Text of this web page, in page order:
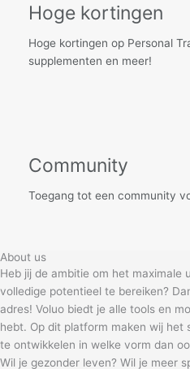
Hoge kortingen
Hoge kortingen op Personal
supplementen en meer!
Community
Toegang tot een community
About us
Heb jij de ambitie om het maximale
volledige potentieel te bereiken?
adres! Voluo biedt je alle tools en
hebt. Op dit platform maken wij het
te ontwikkelen in welke vorm dan
Wil je gezonder leven? Wil je meer